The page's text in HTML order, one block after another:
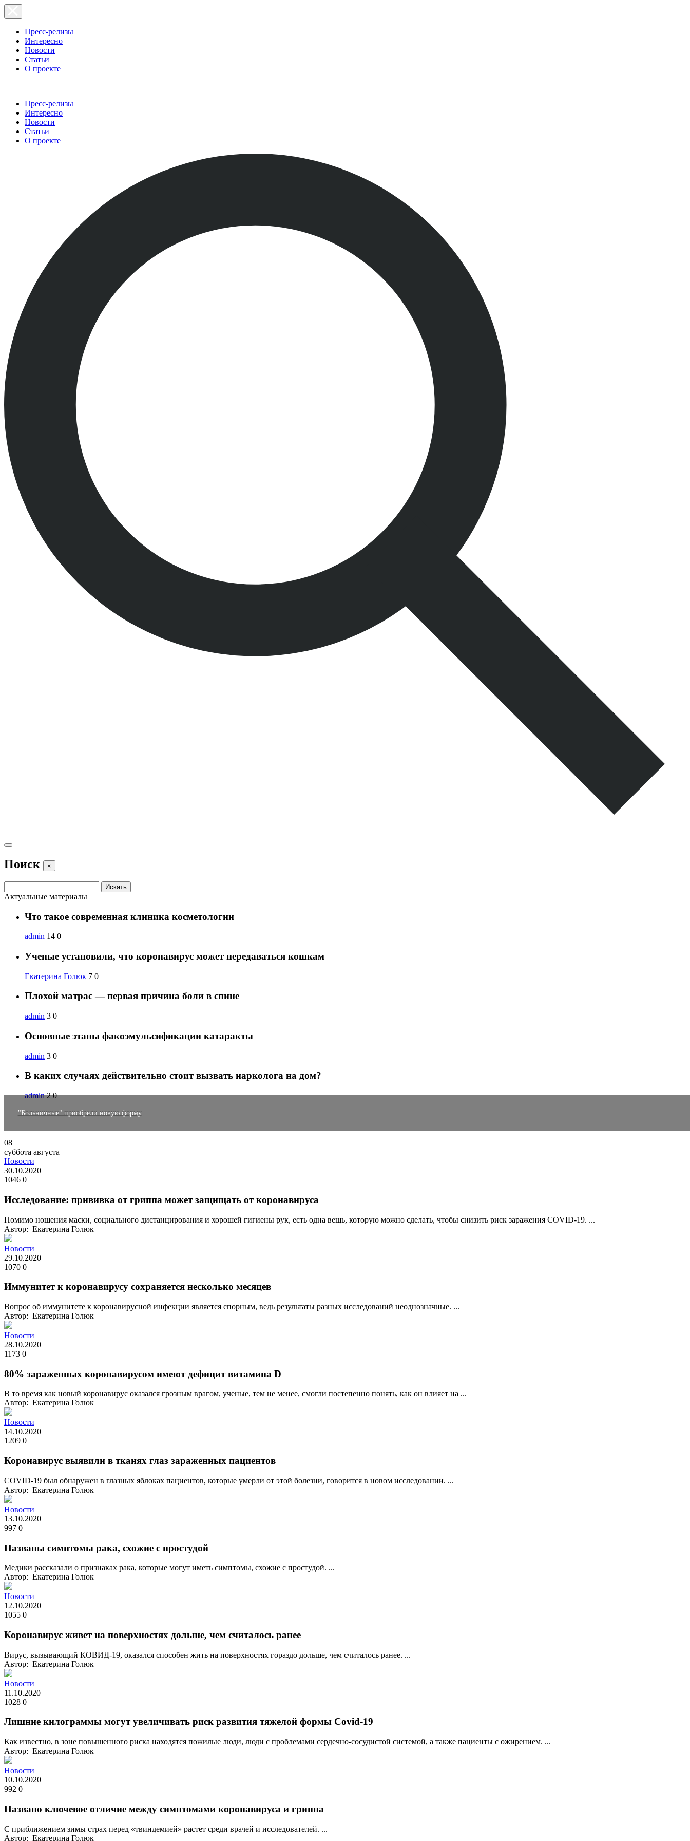
Пресс-релизы
Интересно
Новости
Статьи
О проекте
Пресс-релизы
Интересно
Новости
Статьи
О проекте
Поиск ×
Актуальные материалы
Что такое современная клиника косметологии
admin 14 0
Ученые установили, что коронавирус может передаваться кошкам
Екатерина Голюк 7 0
Плохой матрас — первая причина боли в спине
admin 3 0
Основные этапы факоэмульсификации катаракты
admin 3 0
В каких случаях действительно стоит вызвать нарколога на дом?
admin 2 0
"Больничные" приобрели новую форму
08
суббота августа
Новости
30.10.2020
1046 0
Исследование: прививка от гриппа может защищать от коронавируса
Помимо ношения маски, социального дистанцирования и хорошей гигиены рук, есть одна вещь, которую можно сделать, чтобы снизить риск заражения COVID-19. ...
Автор: Екатерина Голюк
Новости
29.10.2020
1070 0
Иммунитет к коронавирусу сохраняется несколько месяцев
Вопрос об иммунитете к коронавирусной инфекции является спорным, ведь результаты разных исследований неоднозначные. ...
Автор: Екатерина Голюк
Новости
28.10.2020
1173 0
80% зараженных коронавирусом имеют дефицит витамина D
В то время как новый коронавирус оказался грозным врагом, ученые, тем не менее, смогли постепенно понять, как он влияет на ...
Автор: Екатерина Голюк
Новости
14.10.2020
1209 0
Коронавирус выявили в тканях глаз зараженных пациентов
COVID-19 был обнаружен в глазных яблоках пациентов, которые умерли от этой болезни, говорится в новом исследовании. ...
Автор: Екатерина Голюк
Новости
13.10.2020
997 0
Названы симптомы рака, схожие с простудой
Медики рассказали о признаках рака, которые могут иметь симптомы, схожие с простудой. ...
Автор: Екатерина Голюк
Новости
12.10.2020
1055 0
Коронавирус живет на поверхностях дольше, чем считалось ранее
Вирус, вызывающий КОВИД-19, оказался способен жить на поверхностях гораздо дольше, чем считалось ранее. ...
Автор: Екатерина Голюк
Новости
11.10.2020
1028 0
Лишние килограммы могут увеличивать риск развития тяжелой формы Covid-19
Как известно, в зоне повышенного риска находятся пожилые люди, люди с проблемами сердечно-сосудистой системой, а также пациенты с ожирением. ...
Автор: Екатерина Голюк
Новости
10.10.2020
992 0
Названо ключевое отличие между симптомами коронавируса и гриппа
С приближением зимы страх перед «твиндемией» растет среди врачей и исследователей. ...
Автор: Екатерина Голюк